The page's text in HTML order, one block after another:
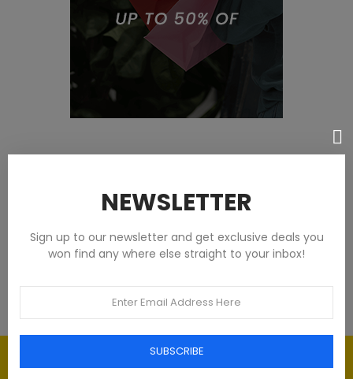
Tommy Hilfiger Chemises - Homme -
93,00 €
Élégance intemporelle : l'art du
NEWSLETTER
Sign up to our newsletter and get exclusive deals you
won find any where else straight to your inbox!
SUBSCRIBE